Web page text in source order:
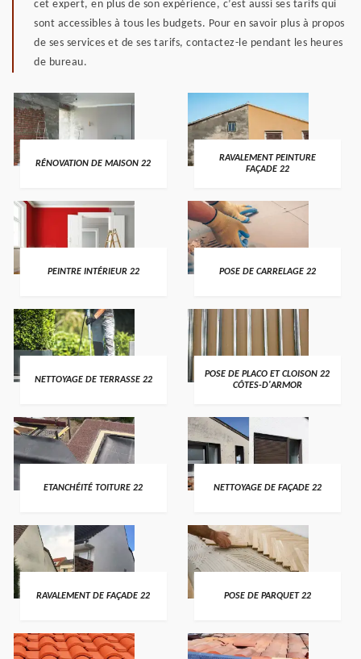
cet expert, en plus de son expérience, c’est aussi ses tarifs qui
sont accessibles à tous les budgets. Pour en savoir plus à propos
de ses services et de ses tarifs, contactez-le pendant les heures
de bureau.
RÉNOVATION DE MAISON 22
RAVALEMENT PEINTURE
FAÇADE 22
PEINTRE INTÉRIEUR 22 POSE DE CARRELAGE 22
NETTOYAGE DE TERRASSE 22
POSE DE PLACO ET CLOISON 22
CÔTES-D'ARMOR
ETANCHÉITÉ TOITURE 22 NETTOYAGE DE FAÇADE 22
RAVALEMENT DE FAÇADE 22 POSE DE PARQUET 22